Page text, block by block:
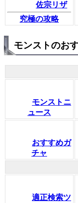
佐宗リザ
究極の攻略
モンストのお
モンストニ
ュース
おすすめガ
チャ
適正検索ツ